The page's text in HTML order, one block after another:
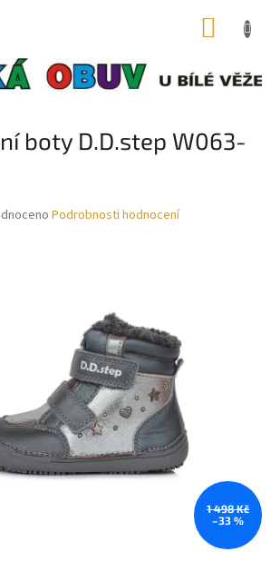
boty D.D.step W063-
Podrobnosti hodnocení
1 498 Kč
–33 %